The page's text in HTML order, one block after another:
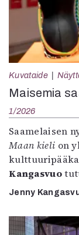
Kuvataide
Maisemia
1/2026
Saamelaisen
Maan kieli on
Kangasvuo
Jenny